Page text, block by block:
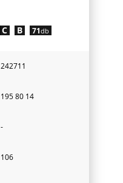
C B 71db
242711
195 80 14
-
106